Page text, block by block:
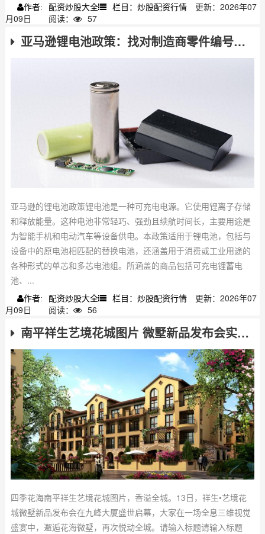
作者: 配资炒股大全 栏目：炒股配资行情
更新：2026年07
月09日
阅读： 57
亚马逊锂电池政策：找对制造商零件编号才能上架
亚马逊的锂电池政策锂电池是一种可充电电源。它使用锂离子存储
和释放能量。这种电池非常轻巧、强劲且续航时间长，主要用途是
为智能手机和电动汽车等设备供电。本政策适用于锂电池，包括与
设备中的原电池相匹配的替换电池，还涵盖用于消费或工业用途的
各种形式的单芯和多芯电池组。所涵盖的商品包括可充电锂蓄电
池、...
作者: 配资炒股大全 栏目：炒股配资行情
更新：2026年07
月09日
阅读： 56
南平祥生艺境花城图片 微墅新品发布会实景揭秘
四季花海南平祥生艺境花城图片，香溢全城。13日，祥生•艺境花
城微墅新品发布会在九峰大厦盛世启幕，大家在一场全息三维视觉
盛宴中，邂逅花海微墅，再次悦动全城。请输入标题请输入标题